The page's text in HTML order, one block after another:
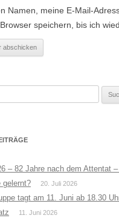
Namen, meine E-Mail-
speichern, bis ich
– 82 Jahre nach dem Attentat
gelernt?
20. Juli 2026
tagt am 11. Juni ab 18.30
11. Juni 2026